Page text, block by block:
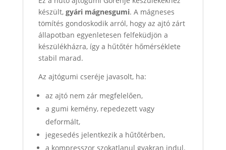
készült, gyári mágnesgumi. A mágneses
tömítés gondoskodik arról, hogy az ajtó zárt
állapotban egyenletesen felfeküdjön a
készülékházra, így a hűtőtér hőmérséklete
stabil marad.
Az ajtógumi cseréje javasolt, ha:
az ajtó nem zár megfelelően,
a gumi kemény, repedezett vagy
deformált,
jegesedés jelentkezik a hűtőtérben,
a kompresszor szokatlanul gyakran indul.